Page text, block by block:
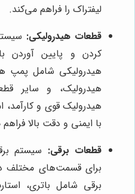
لیفتراک را فراهم می‌کند.
قطعات هیدرولیکی:
کردن و پایین آوردن
هیدرولیکی شامل پمپ
هیدرولیک، و سایر
هیدرولیک قوی و کارآمد،
با ایمنی و دقت بالا
قطعات برقی: سیستم
برای قسمت‌های مختلف
برقی شامل باتری،